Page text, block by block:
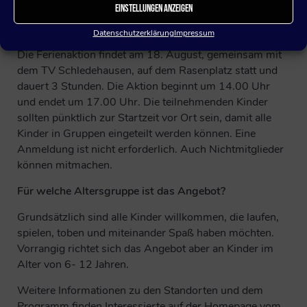
Einstellungen anzeigen
DatenschutzerklärungImpressum
Wann findet die Tour statt und wie lange dauern die
einzelnen Ferienaktionen?
Die Ferienaktion findet am 18. August, gemeinsam mit
dem TV Schledehausen, auf dem Rasenplatz statt und
dauert 3 Stunden. Die Aktion beginnt um 14.00 Uhr
und endet um 17.00 Uhr. Die teilnehmenden Kinder
sollten pünktlich zur Startzeit vor Ort sein, damit alle
Kinder in Gruppen eingeteilt werden können. Eine
Anmeldung ist nicht erforderlich. Auch Nichtmitglieder
können mitmachen.
Für welche Altersgruppe ist das Angebot?
Grundsätzlich sind alle Kinder willkommen, die laufen,
spielen, toben und miteinander Spaß haben möchten.
Vorrangig richtet sich das Angebot aber an Kinder im
Alter von 6- 12 Jahren.
Weitere Informationen zu den Standorten und dem